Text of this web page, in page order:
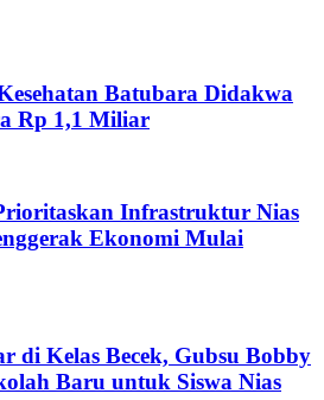
Batubara Didakwa
Rp 1,1 Miliar
Infrastruktur Nias
Ekonomi Mulai
di Kelas Becek, Gubsu Bobby
Baru untuk Siswa Nias